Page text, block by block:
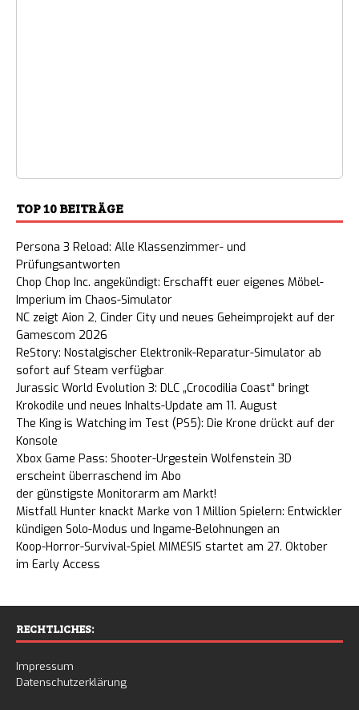
TOP 10 BEITRÄGE
Persona 3 Reload: Alle Klassenzimmer- und
Prüfungsantworten
Chop Chop Inc. angekündigt: Erschafft euer eigenes Möbel-
Imperium im Chaos-Simulator
NC zeigt Aion 2, Cinder City und neues Geheimprojekt auf der
Gamescom 2026
ReStory: Nostalgischer Elektronik-Reparatur-Simulator ab
sofort auf Steam verfügbar
Jurassic World Evolution 3: DLC „Crocodilia Coast“ bringt
Krokodile und neues Inhalts-Update am 11. August
The King is Watching im Test (PS5): Die Krone drückt auf der
Konsole
Xbox Game Pass: Shooter-Urgestein Wolfenstein 3D
erscheint überraschend im Abo
der günstigste Monitorarm am Markt!
Mistfall Hunter knackt Marke von 1 Million Spielern: Entwickler
kündigen Solo-Modus und Ingame-Belohnungen an
Koop-Horror-Survival-Spiel MIMESIS startet am 27. Oktober
im Early Access
RECHTLICHES:
Impressum
Datenschutzerklärung